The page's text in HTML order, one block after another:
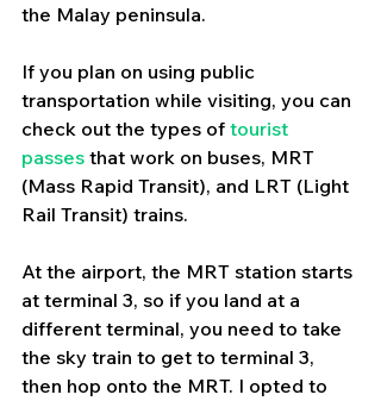
the Malay peninsula.
If you plan on using public
transportation while visiting, you can
check out the types of tourist
passes that work on buses, MRT
(Mass Rapid Transit), and LRT (Light
Rail Transit) trains.
At the airport, the MRT station starts
at terminal 3, so if you land at a
different terminal, you need to take
the sky train to get to terminal 3,
then hop onto the MRT. I opted to